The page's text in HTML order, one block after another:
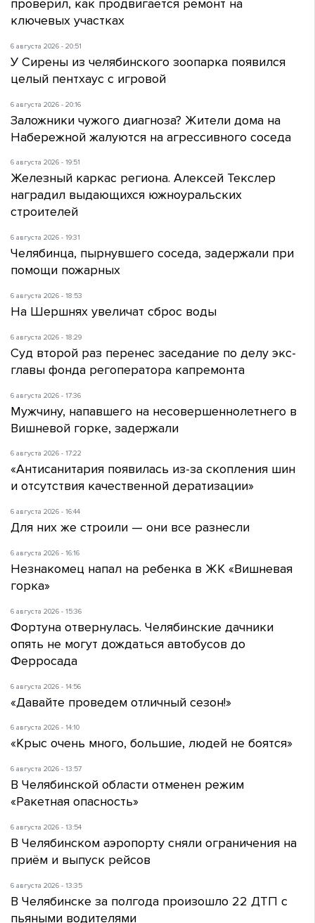
проверил, как продвигается ремонт на
ключевых участках
6 августа 2026 - 20:51
У Сирены из челябинского зоопарка появился
целый пентхаус с игровой
6 августа 2026 - 20:16
Заложники чужого диагноза? Жители дома на
Набережной жалуются на агрессивного соседа
6 августа 2026 - 19:51
Железный каркас региона. Алексей Текслер
наградил выдающихся южноуральских
строителей
6 августа 2026 - 19:31
Челябинца, пырнувшего соседа, задержали при
помощи пожарных
6 августа 2026 - 18:53
На Шершнях увеличат сброс воды
6 августа 2026 - 18:29
Суд второй раз перенес заседание по делу экс-
главы фонда регоператора капремонта
6 августа 2026 - 17:36
Мужчину, напавшего на несовершеннолетнего в
Вишневой горке, задержали
6 августа 2026 - 17:22
«Антисанитария появилась из-за скопления шин
и отсутствия качественной дератизации»
6 августа 2026 - 16:44
Для них же строили — они все разнесли
6 августа 2026 - 16:16
Незнакомец напал на ребенка в ЖК «Вишневая
горка»
6 августа 2026 - 15:36
Фортуна отвернулась. Челябинские дачники
опять не могут дождаться автобусов до
Ферросада
6 августа 2026 - 14:56
«Давайте проведем отличный сезон!»
6 августа 2026 - 14:10
«Крыс очень много, большие, людей не боятся»
6 августа 2026 - 13:57
В Челябинской области отменен режим
«Ракетная опасность»
6 августа 2026 - 13:54
В Челябинском аэропорту сняли ограничения на
приём и выпуск рейсов
6 августа 2026 - 13:35
В Челябинске за полгода произошло 22 ДТП с
пьяными водителями